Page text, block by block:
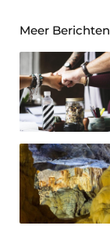
Meer Berichten